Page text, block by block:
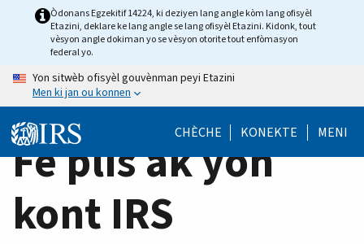
HomeÒdonans Egzekitif 14224, ki deziyen lang angle kòm lang ofisyèl
Etazini, deklare ke lang angle se lang ofisyèl Etazini. Kidonk, tout
vèsyon angle dokiman yo se vèsyon otorite tout enfòmasyon
federal yo.
Yon sitwèb ofisyèl gouvènman peyi Etazini
Men ki jan ou konnen
CHÈCHE KONEKTE MENI
Fè plis ak yon
kont IRS